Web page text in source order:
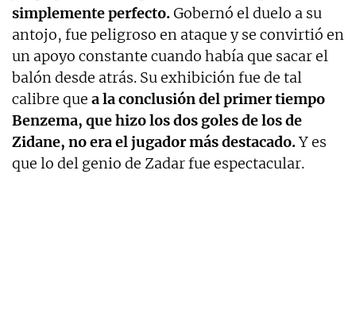
simplemente perfecto.Gobernó el duelo a su
antojo, fue peligroso en ataque y se convirtió en
un apoyo constante cuando había que sacar el
balón desde atrás. Su exhibición fue de tal
calibre que a la conclusión del primer tiempo
Benzema, que hizo los dos goles de los de
Zidane, no era el jugador más destacado.Y es
que lo del genio de Zadar fue espectacular.